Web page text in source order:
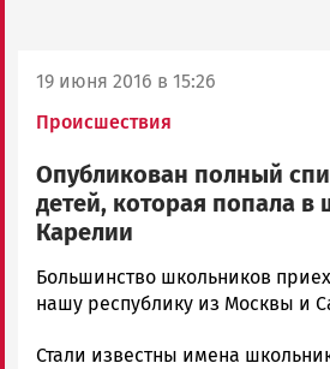
19 июня 2016 в 15:26
Происшествия
Опубликован полный
детей, которая попала в
Карелии
Алексей
Смирнов
Петрозаводска
Большинство школьников
нашу республику из Москвы и
Стали известны имена